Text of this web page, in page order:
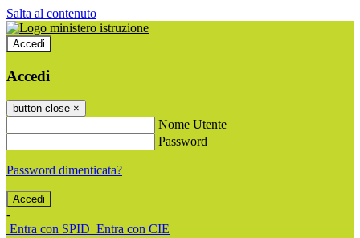
Salta al contenuto
Accedi
Accedi
button close ×
Nome Utente
Password
Password dimenticata?
-
Entra con SPID Entra con CIE